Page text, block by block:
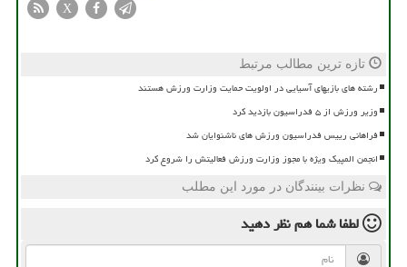
X
تازه ترین مطالب مرتبط
رشته های بازیهای آسیایی در اولویت حمایت وزارت ورزش هستند
وزیر ورزش از ۵ فدراسیون بازدید کرد
فراهانی رییس فدراسیون ورزش های ناشنوایان شد
انجمن المپیک ویژه با مجوز وزارت ورزش فعالیتش را شروع کرد
نظرات بینندگان در مورد این مطلب
لطفا شما همنظر دهید